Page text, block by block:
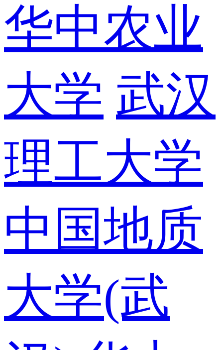
华中农业
大学 武汉
理工大学
中国地质
大学(武